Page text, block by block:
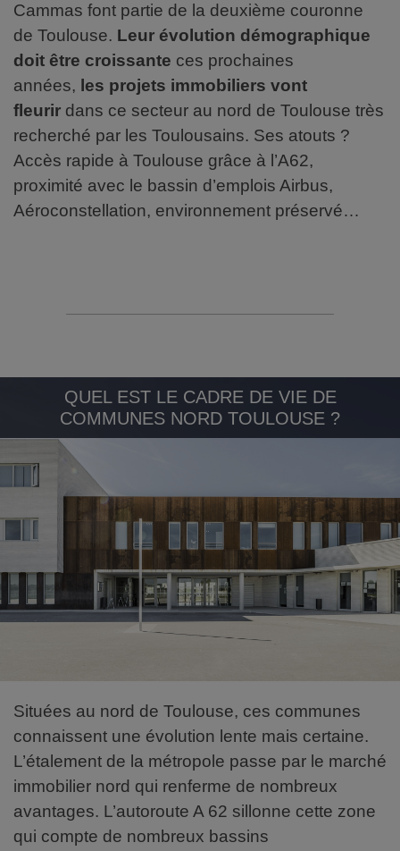
Cammas font partie de la deuxième couronne
de Toulouse. Leur évolution démographique
doit être croissante ces prochaines
années, les projets immobiliers vont
fleurir dans ce secteur au nord de Toulouse très
recherché par les Toulousains. Ses atouts ?
Accès rapide à Toulouse grâce à l’A62,
proximité avec le bassin d’emplois Airbus,
Aéroconstellation, environnement préservé…
QUEL EST LE CADRE DE VIE DE
COMMUNES NORD TOULOUSE ?
Situées au nord de Toulouse, ces communes
connaissent une évolution lente mais certaine.
L’étalement de la métropole passe par le marché
immobilier nord qui renferme de nombreux
avantages. L’autoroute A 62 sillonne cette zone
qui compte de nombreux bassins